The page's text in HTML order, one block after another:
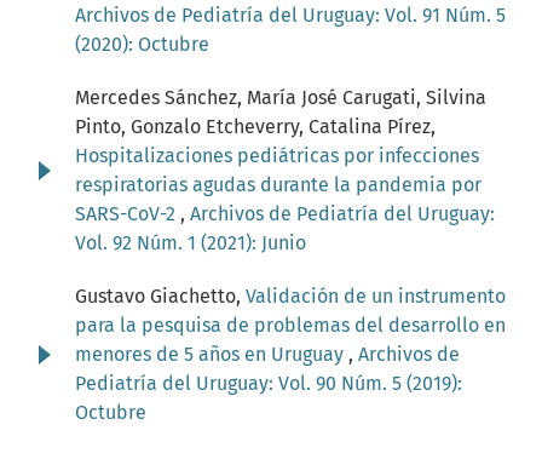
Archivos de Pediatría del Uruguay: Vol. 91 Núm. 5
(2020): Octubre
Mercedes Sánchez, María José Carugati, Silvina
Pinto, Gonzalo Etcheverry, Catalina Pírez,
Hospitalizaciones pediátricas por infecciones
respiratorias agudas durante la pandemia por
SARS-CoV-2 , Archivos de Pediatría del Uruguay:
Vol. 92 Núm. 1 (2021): Junio
Gustavo Giachetto, Validación de un instrumento
para la pesquisa de problemas del desarrollo en
menores de 5 años en Uruguay , Archivos de
Pediatría del Uruguay: Vol. 90 Núm. 5 (2019):
Octubre